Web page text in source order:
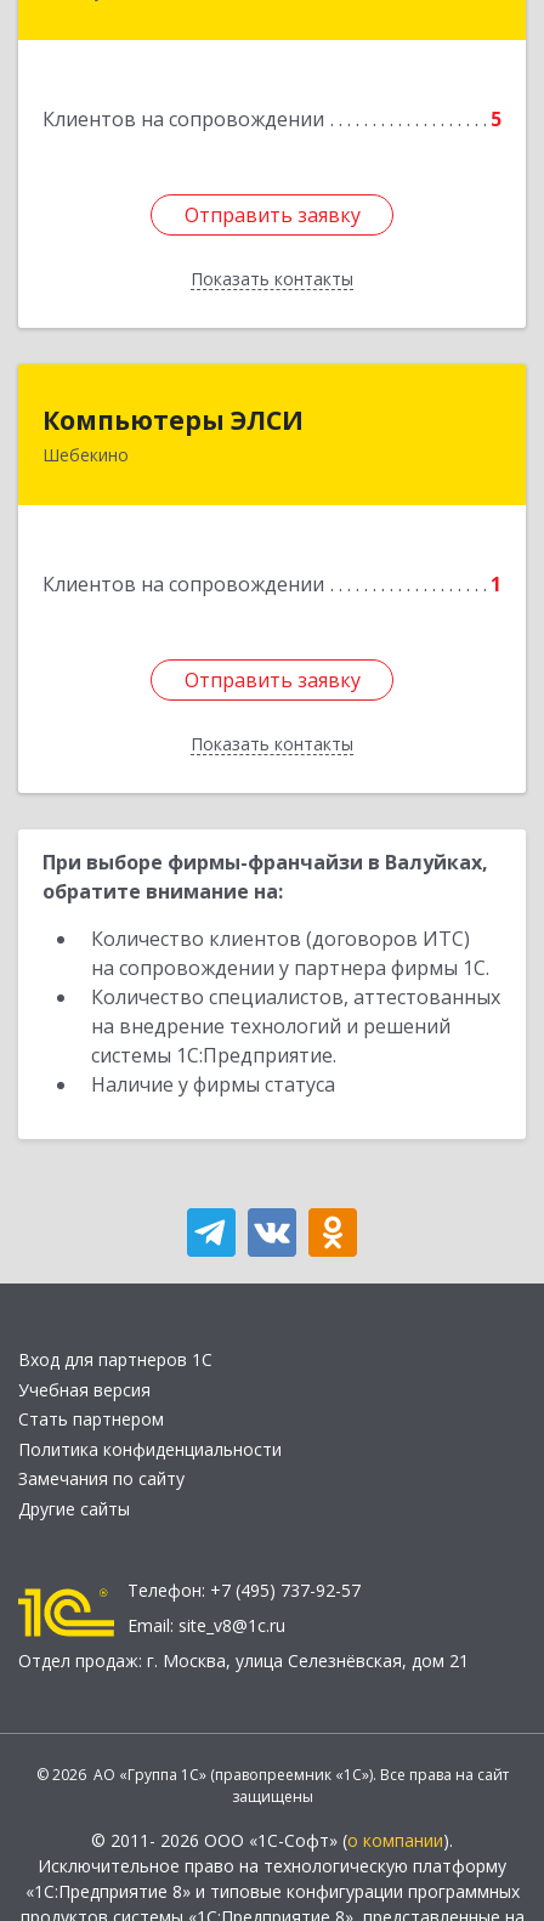
Клиентов на сопровождении 5
Отправить заявку
Показать контакты
Отправить заявку
Назад
Компьютеры ЭЛСИ
Шебекино
Клиентов на сопровождении 1
Отправить заявку
Показать контакты
Отправить заявку
Назад
При выборе фирмы-франчайзи в Валуйках,
обратите внимание на:
Количество клиентов (договоров ИТС)
на сопровождении у партнера фирмы 1С.
Количество специалистов, аттестованных
на внедрение технологий и решений
системы 1С:Предприятие.
Наличие у фирмы статуса
Вход для партнеров 1С
Учебная версия
Стать партнером
Политика конфиденциальности
Замечания по сайту
Другие сайты
Телефон: +7 (495) 737-92-57
Email: site_v8@1c.ru
Отдел продаж: г. Москва, улица Селезнёвская, дом 21
© 2026 АО «Группа 1С» (правопреемник «1С»). Все права на сайт
защищены
© 2011- 2026 ООО «1С-Софт» (о компании).
Исключительное право на технологическую платформу
«1С:Предприятие 8» и типовые конфигурации программных